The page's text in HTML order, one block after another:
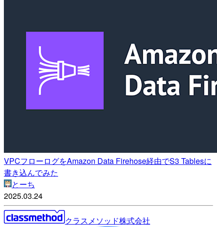
VPCフローログをAmazon Data Firehose経由でS3 Tablesに
書き込んでみた
とーち
2025.03.24
クラスメソッド株式会社